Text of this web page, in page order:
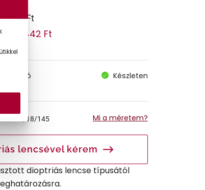
Ft
48.442 Ft
Készleten
54/18/145 Mi a méretem?
lencsével kérem
dioptriás lencse típusától